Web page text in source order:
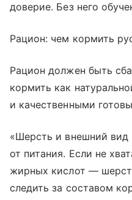
доверие. Без него
Рацион: чем кормить
Рацион должен быть
кормить как
и качественными
«Шерсть и внешний вид
от питания. Если не
жирных кислот —
следить за составом